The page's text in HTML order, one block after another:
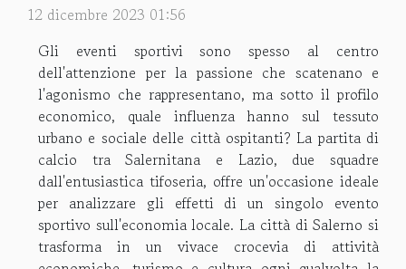
12 dicembre 2023 01:56
Gli eventi sportivi sono spesso al centro
dell'attenzione per la passione che scatenano e
l'agonismo che rappresentano, ma sotto il profilo
economico, quale influenza hanno sul tessuto
urbano e sociale delle città ospitanti? La partita di
calcio tra Salernitana e Lazio, due squadre
dall'entusiastica tifoseria, offre un'occasione ideale
per analizzare gli effetti di un singolo evento
sportivo sull'economia locale. La città di Salerno si
trasforma in un vivace crocevia di attività